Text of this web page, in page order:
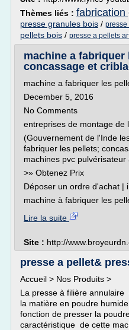
Thèmes liés : fabrication
presse granules bois / presse
pellets bois / presse a pellets
machine a fabriquer
concassage et
machine a fabriquer les
December 5, 2016
No Comments
entreprises de montage de
(Gouvernement de l'Inde
fabriquer les pellets;
machines pvc pulvérisateur
>» Obtenez Prix
Déposer un ordre d'achat |
machine à fabriquer les
Lire la suite
Site : http://
presse a pellet&
Accueil > Nos Produits >
La presse à filière
la matière en poudre
fonction de presser la
caractéristique de cette